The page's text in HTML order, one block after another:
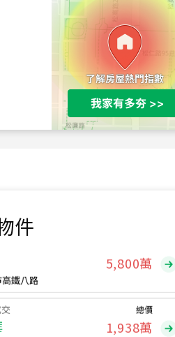
件
總價
490萬
祥路
總價
1,808萬
鐵八路
寧路三段
總價
1,938萬